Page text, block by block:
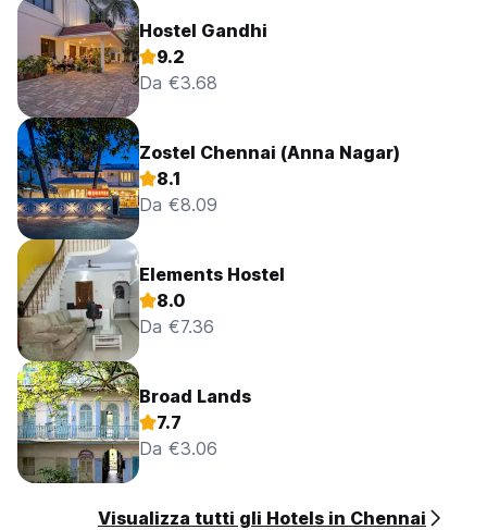
Hostel Gandhi
9.2
Da €3.68
Zostel Chennai (Anna Nagar)
8.1
Da €8.09
Elements Hostel
8.0
Da €7.36
Broad Lands
7.7
Da €3.06
Visualizza tutti gli Hotels in Chennai